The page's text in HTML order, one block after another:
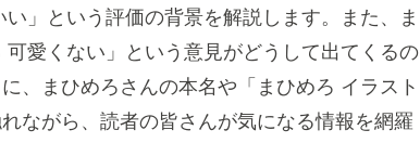
」という評価の背景を解説します。また、ま
愛くない」という意見がどうして出てくるの
、まひめろさんの本名や「まひめろ イラスト
ながら、読者の皆さんが気になる情報を網羅